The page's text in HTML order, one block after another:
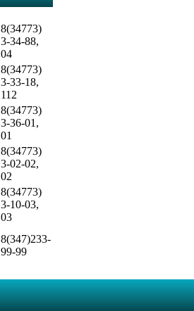
8(34773)
3-34-88,
04
8(34773)
3-33-18,
112
8(34773)
3-36-01,
01
8(34773)
3-02-02,
02
8(34773)
3-10-03,
03
8(347)233-
99-99